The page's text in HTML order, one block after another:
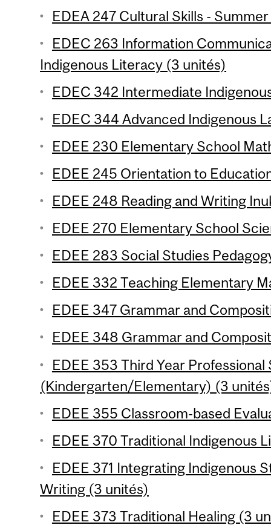
EDEA 247 Cultural Skills -
EDEC 263 Information
Indigenous Literacy (3 unités)
EDEC 342 Intermediate
EDEC 344 Advanced Indigenous
EDEE 230 Elementary School
EDEE 245 Orientation to
EDEE 248 Reading and Writing
EDEE 270 Elementary School
EDEE 283 Social Studies
EDEE 332 Teaching Elementary
EDEE 347 Grammar and
EDEE 348 Grammar and
EDEE 353 Third Year Professional
(Kindergarten/Elementary) (3
EDEE 355 Classroom-based
EDEE 370 Traditional Indigenous
EDEE 371 Integrating Indigenous
Writing (3 unités)
EDEE 373 Traditional Healing (3